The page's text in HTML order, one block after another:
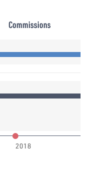
Commissions
2018